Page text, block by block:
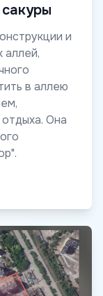
и
аллей,
в аллею
Она